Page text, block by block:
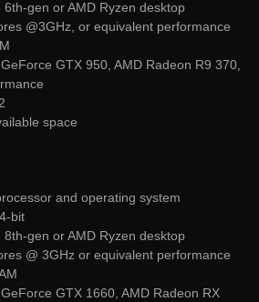
6th-gen or AMD Ryzen desktop
@3GHz, or equivalent performance
GTX 950, AMD Radeon R9 370,
space
and operating system
bit
8th-gen or AMD Ryzen desktop
@ 3GHz or equivalent performance
GeForce GTX 1660, AMD Radeon RX